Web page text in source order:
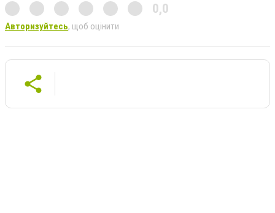
0,0
Авторизуйтесь, щоб оцінити